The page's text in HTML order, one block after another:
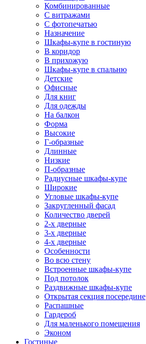
Комбинированные
С витражами
С фотопечатью
Назначение
Шкафы-купе в гостиную
В коридор
В прихожую
Шкафы-купе в спальню
Детские
Офисные
Для книг
Для одежды
На балкон
Форма
Высокие
Г-образные
Длинные
Низкие
П-образные
Радиусные шкафы-купе
Широкие
Угловые шкафы-купе
Закругленный фасад
Количество дверей
2-х дверные
3-х дверные
4-х дверные
Особенности
Во всю стену
Встроенные шкафы-купе
Под потолок
Раздвижные шкафы-купе
Открытая секция посередине
Распашные
Гардероб
Для маленького помещения
Эконом
Гостиные